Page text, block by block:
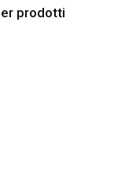
prodotti